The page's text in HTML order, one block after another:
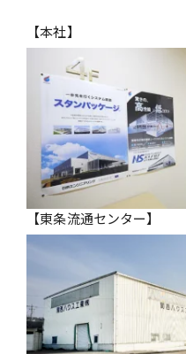
【本社】
【東条流通センター】